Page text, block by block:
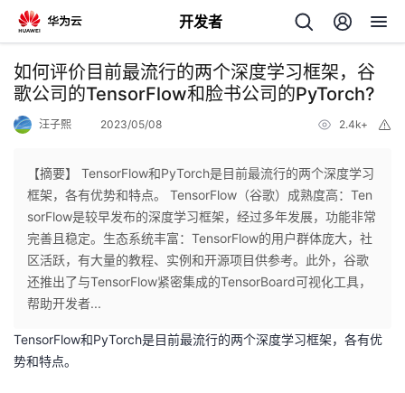
开发者
返
回
个
人
主
页
我
的
开
如何评价目前最流行的两个深度学习框架，谷
歌公司的TensorFlow和脸书公司的PyTorch?
汪子熙 2023/05/08 2.4k+
【摘要】 TensorFlow和PyTorch是目前最流行的两个深度学习
框架，各有优势和特点。 TensorFlow（谷歌）成熟度高：Ten
sorFlow是较早发布的深度学习框架，经过多年发展，功能非常
完善且稳定。生态系统丰富：TensorFlow的用户群体庞大，社
区活跃，有大量的教程、实例和开源项目供参考。此外，谷歌
还推出了与TensorFlow紧密集成的TensorBoard可视化工具，
帮助开发者...
TensorFlow和PyTorch是目前最流行的两个深度学习框架，各有优
势和特点。